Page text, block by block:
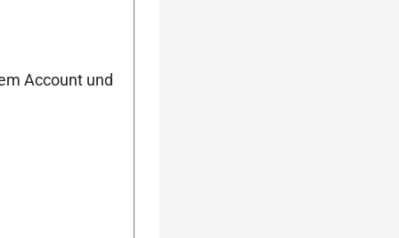
drei Mal freie
ist euch wie
abzuholen
16:00 Uhr in
von Rollski als
Account und